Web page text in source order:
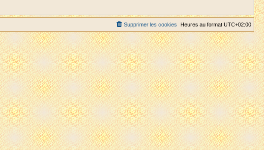
Heures au format UTC+02:00
Supprimer les cookies